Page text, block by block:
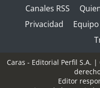
Canales RSS
Privacidad
Equipo
Caras - Editorial Perfil S.A. |
Editor